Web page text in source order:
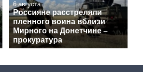
6 августа
Россияне расстреляли
пленного воина вблизи
Мирного на Донетчине –
прокуратура